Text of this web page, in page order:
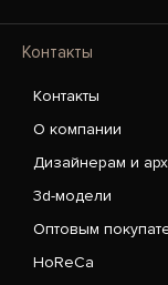
Контакты
Контакты
О компании
Дизайнерам и
3d-модели
Оптовым
HoReCa